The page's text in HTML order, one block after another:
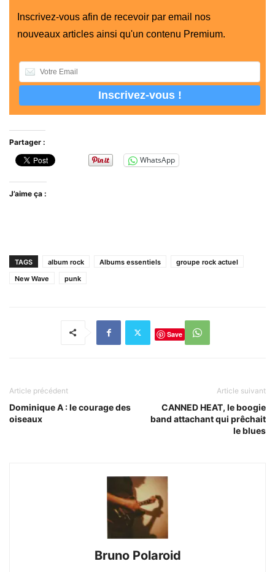
Inscrivez-vous afin de recevoir par email nos
nouveaux articles ainsi qu'un contenu Premium.
Partager :
WhatsApp
J’aime ça :
TAGS album rock Albums essentiels
groupe rock actuel
New Wave
punk
Save
Article précédent
Dominique A : le courage des
oiseaux
Article suivant
CANNED HEAT, le boogie
band attachant qui prêchait
le blues
Bruno Polaroid